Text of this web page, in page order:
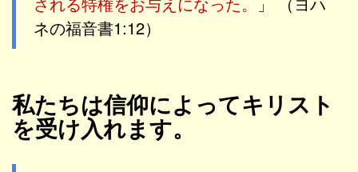
ネの福音書1:12）
私たちは信仰によってキリスト
を受け入れます。